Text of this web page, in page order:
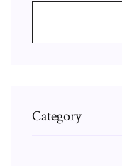
Category